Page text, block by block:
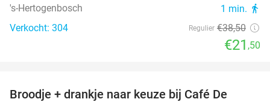
's-Hertogenbosch 1 min. directions_walk
Verkocht: 304 Regulier €38,50
€21 ,50
Broodje + drankje naar keuze bij Café De